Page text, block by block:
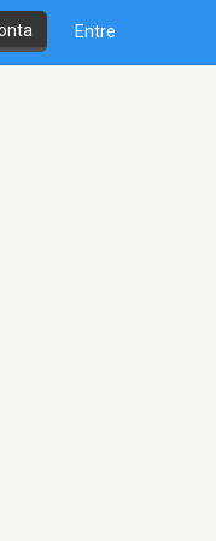
Entre